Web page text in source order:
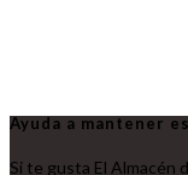
Ayuda a mantener
Si te gusta El Almacén